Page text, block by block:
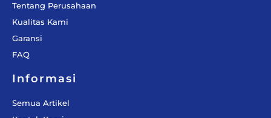
Tentang Perusahaan
Kualitas Kami
Garansi
FAQ
Informasi
Semua Artikel